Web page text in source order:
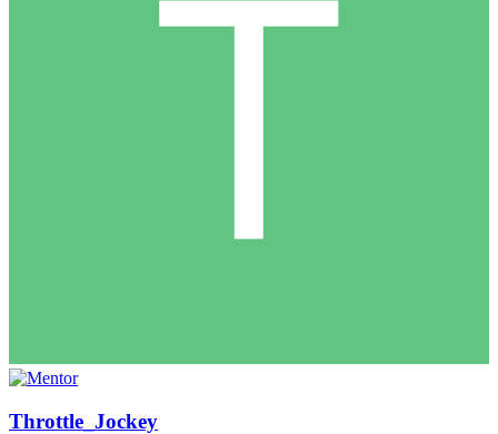
Throttle_Jockey